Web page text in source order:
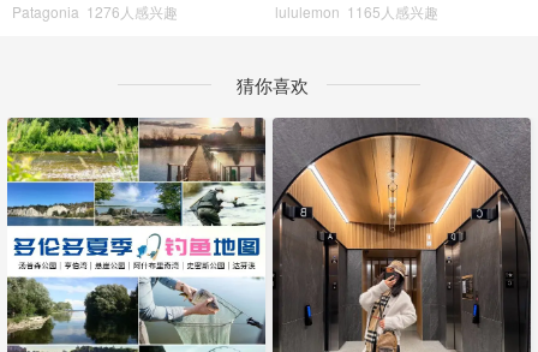
Patagonia 1276人感兴趣 lululemon 1165人感兴趣
猜你喜欢